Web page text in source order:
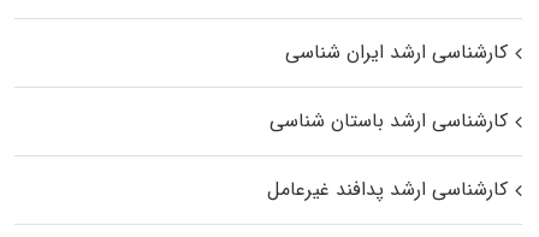
کارشناسی ارشد ایران شناسی
کارشناسی ارشد باستان شناسی
کارشناسی ارشد پدافند غیرعامل